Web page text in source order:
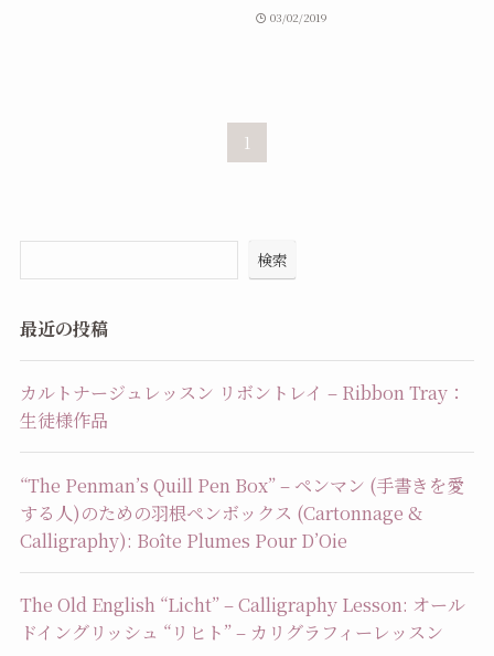
03/02/2019
1
検索
最近の投稿
カルトナージュレッスン リボントレイ – Ribbon Tray：
生徒様作品
“The Penman’s Quill Pen Box” – ペンマン (手書きを愛
する人)のための羽根ペンボックス (Cartonnage &
Calligraphy): Boîte Plumes Pour D’Oie
The Old English “Licht” – Calligraphy Lesson: オール
ドイングリッシュ “リヒト” – カリグラフィーレッスン